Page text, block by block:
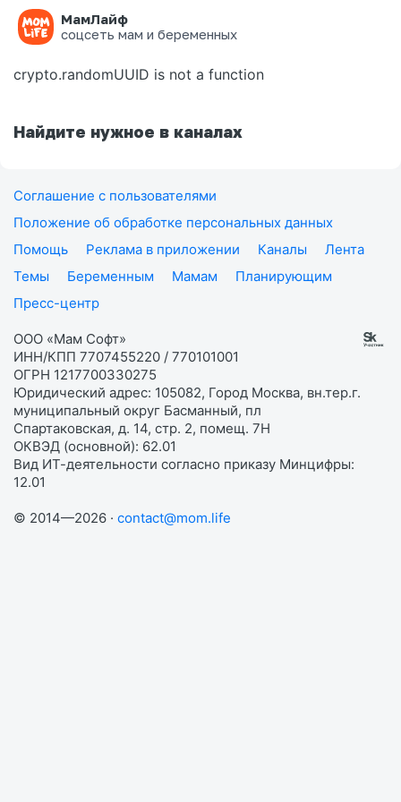
МамЛайф
соцсеть мам и беременных
Ошибка на странице
crypto.randomUUID is not a function
Найдите нужное в каналах
Соглашение с пользователями
Положение об обработке персональных данных
Помощь
Реклама в приложении Каналы
Лента
Темы
Беременным Мамам
Планирующим
Пресс-центр
ООО «Мам Софт»
ИНН/КПП 7707455220 / 770101001
ОГРН 1217700330275
Юридический адрес: 105082, Город Москва, вн.тер.г.
муниципальный округ Басманный, пл
Спартаковская, д. 14, стр. 2, помещ. 7Н
ОКВЭД (основной): 62.01
Вид ИТ-деятельности согласно приказу Минцифры:
12.01
© 2014—2026 · contact@mom.life